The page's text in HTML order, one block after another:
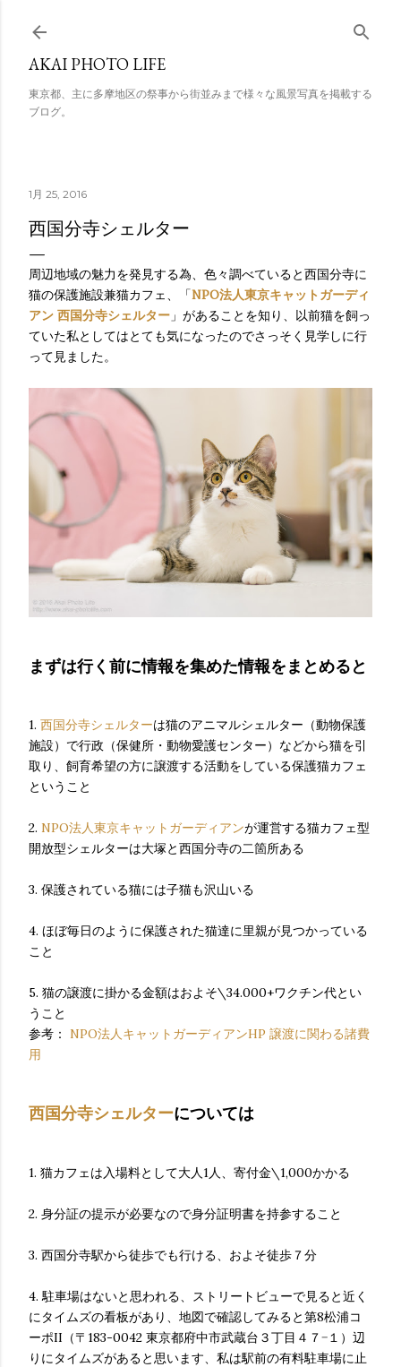
スキップしてメイン コンテンツに移動
AKAI PHOTO LIFE
東京都、主に多摩地区の祭事から街並みまで様々な風景写真を掲載する
ブログ。
1月 25, 2016
西国分寺シェルター
周辺地域の魅力を発見する為、色々調べていると西国分寺に
猫の保護施設兼猫カフェ、「NPO法人東京キャットガーディ
アン 西国分寺シェルター 」があることを知り、以前猫を飼っ
ていた私としてはとても気になったのでさっそく見学しに行
って見ました。
まずは行く前に情報を集めた情報をまとめると
1. 西国分寺シェルターは猫のアニマルシェルター（動物保護
施設）で行政（保健所・動物愛護センター）などから猫を引
取り、飼育希望の方に譲渡する活動をしている保護猫カフェ
ということ
2. NPO法人東京キャットガーディアンが運営する猫カフェ型
開放型シェルターは大塚と西国分寺の二箇所ある
3. 保護されている猫には子猫も沢山いる
4. ほぼ毎日のように保護された猫達に里親が見つかっている
こと
5. 猫の譲渡に掛かる金額はおよそ\34.000+ワクチン代とい
うこと
参考： NPO法人キャットガーディアンHP 譲渡に関わる諸費
用
西国分寺シェルターについては
1. 猫カフェは入場料として大人1人、寄付金\1,000かかる
2. 身分証の提示が必要なので身分証明書を持参すること
3. 西国分寺駅から徒歩でも行ける、およそ徒歩７分
4. 駐車場はないと思われる、ストリートビューで見ると近く
にタイムズの看板があり、地図で確認してみると第8松浦コ
ーポII（〒183-0042 東京都府中市武蔵台３丁目４７−１）辺
りにタイムズがあると思います、私は駅前の有料駐車場に止